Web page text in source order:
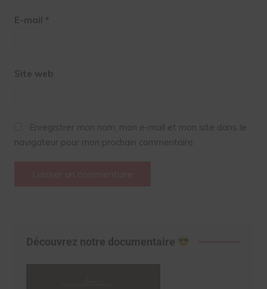
E-mail *
Site web
Enregistrer mon nom, mon e-mail et mon site dans le
navigateur pour mon prochain commentaire.
Découvrez notre documentaire